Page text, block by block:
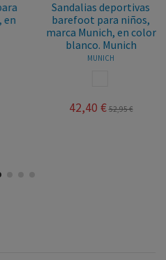
Sandalias deportivas
barefoot para niños,
marca Munich, en color
blanco. Munich
MUNICH
42,40 € 52,95 €